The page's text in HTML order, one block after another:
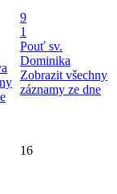
9
1
Pouť sv.
Dominika
Zobrazit všechny
záznamy ze dne
16